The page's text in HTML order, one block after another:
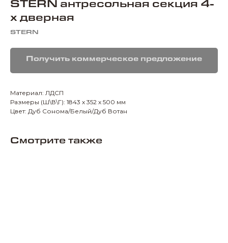
STERN антресольная секция 4-
х дверная
STERN
Получить коммерческое предложение
Материал: ЛДСП
Размеры (Ш\В\Г): 1843 х 352 х 500 мм
Цвет: Дуб Сонома/Белый/Дуб Вотан
Смотрите также